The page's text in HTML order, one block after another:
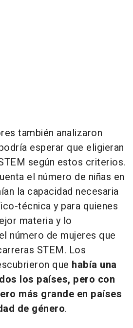
también analizaron
esperar que eligieran
según estos criterios.
el número de niñas en
la capacidad necesaria
técnica y para quienes
materia y lo
número de mujeres que
STEM. Los
que había una
los países, pero con
más grande en países
de género.